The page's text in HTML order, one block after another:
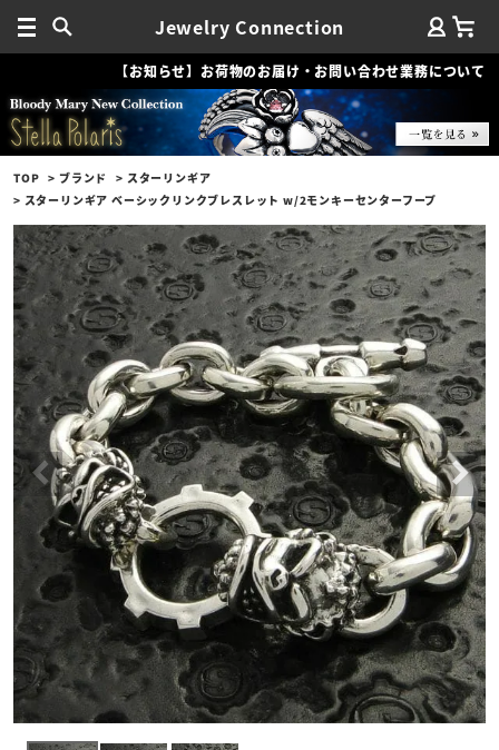
Jewelry Connection
【お知らせ】お荷物のお届け・お問い合わせ業務について
TOP ブランド
スターリンギア
スターリンギア ベーシックリンクブレスレット w/2モンキーセンターフープ